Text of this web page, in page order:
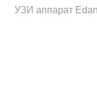
УЗИ аппарат